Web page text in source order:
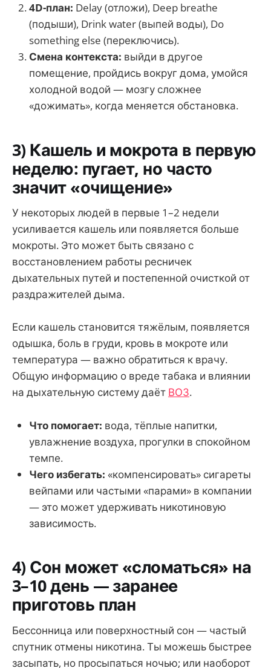
4D-план: Delay (отложи), Deep breathe
(подыши), Drink water (выпей воды), Do
something else (переключись).
Смена контекста: выйди в другое
помещение, пройдись вокруг дома, умойся
холодной водой — мозгу сложнее
«дожимать», когда меняется обстановка.
3) Кашель и мокрота в первую
неделю: пугает, но часто
значит «очищение»
У некоторых людей в первые 1–2 недели
усиливается кашель или появляется больше
мокроты. Это может быть связано с
восстановлением работы ресничек
дыхательных путей и постепенной очисткой от
раздражителей дыма.
Если кашель становится тяжёлым, появляется
одышка, боль в груди, кровь в мокроте или
температура — важно обратиться к врачу.
Общую информацию о вреде табака и влиянии
на дыхательную систему даёт ВОЗ.
Что помогает: вода, тёплые напитки,
увлажнение воздуха, прогулки в спокойном
темпе.
Чего избегать: «компенсировать» сигареты
вейпами или частыми «парами» в компании
— это может удерживать никотиновую
зависимость.
4) Сон может «сломаться» на
3–10 день — заранее
приготовь план
Бессонница или поверхностный сон — частый
спутник отмены никотина. Ты можешь быстрее
засыпать, но просыпаться ночью; или наоборот